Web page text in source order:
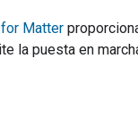
for Matter
la puesta en